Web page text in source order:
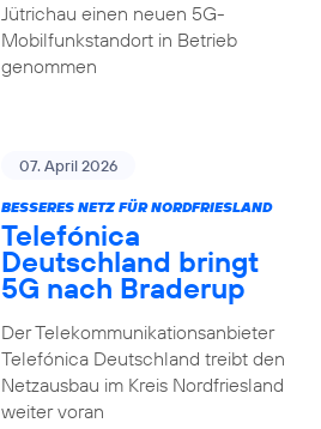
Jütrichau einen neuen 5G-
Mobilfunkstandort in Betrieb
genommen
07. April 2026
BESSERES NETZ FÜR NORDFRIESLAND
Telefónica
Deutschland bringt
5G nach Braderup
Der Telekommunikationsanbieter
Telefónica Deutschland treibt den
Netzausbau im Kreis Nordfriesland
weiter voran